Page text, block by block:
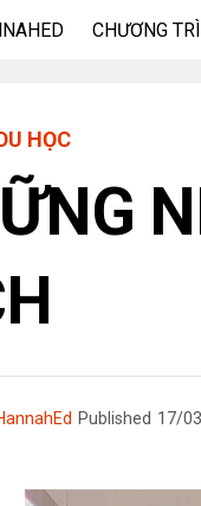
CHƯƠNG
HỌC
Published 17/